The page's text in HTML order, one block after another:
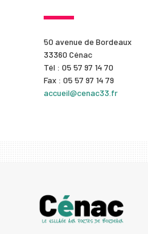
50 avenue de Bordeaux
33360 Cénac
Tél : 05 57 97 14 70
Fax : 05 57 97 14 79
accueil@cenac33.fr